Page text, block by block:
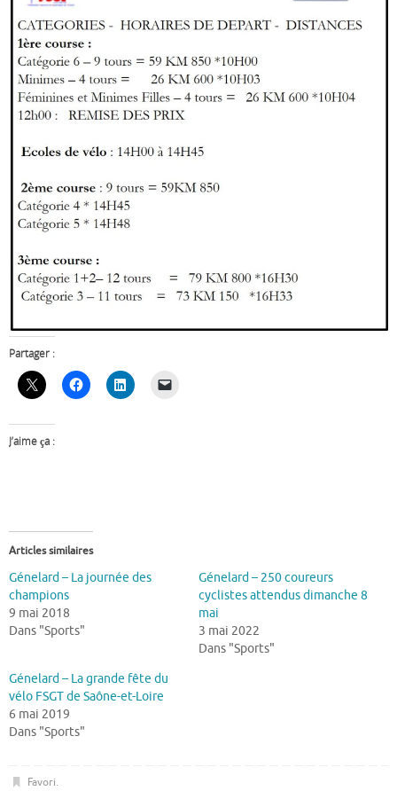
Partager :
J’aime ça :
Articles similaires
Génelard – La journée des
champions
9 mai 2018
Dans "Sports"
Génelard – 250 coureurs
cyclistes attendus dimanche 8
mai
3 mai 2022
Dans "Sports"
Génelard – La grande fête du
vélo FSGT de Saône-et-Loire
6 mai 2019
Dans "Sports"
Favori.